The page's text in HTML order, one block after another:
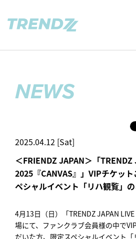
NEWS
2025.04.12 [Sat]
＜FRIENDZ JAPAN＞「TRENDZ
2025『CANVAS』」VIPチケッ
ペシャルイベント「リハ観覧」
4月13日（日）「TRENDZ JAPAN
場にて、ファンクラブ会員様の中で
だいた方、限定スペシャルイベント